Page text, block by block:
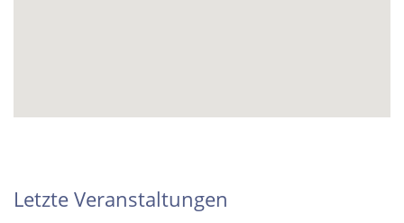
Letzte Veranstaltungen